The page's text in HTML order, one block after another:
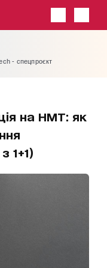
- спецпроєкт
на НМТ: як
1+1)